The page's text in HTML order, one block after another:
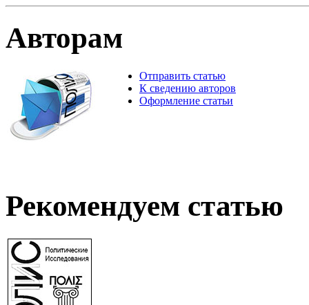
Авторам
Отправить статью
К сведению авторов
Оформление статьи
Рекомендуем статью